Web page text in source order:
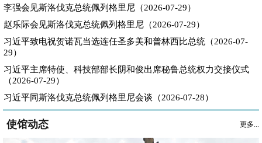
李强会见斯洛伐克总统佩列格里尼（2026-07-29）
赵乐际会见斯洛伐克总统佩列格里尼（2026-07-29）
习近平致电祝贺诺瓦当选连任圣多美和普林西比总统（2026-07-
29）
习近平主席特使、科技部部长阴和俊出席秘鲁总统权力交接仪式
（2026-07-29）
习近平同斯洛伐克总统佩列格里尼会谈（2026-07-28）
使馆动态 更多...